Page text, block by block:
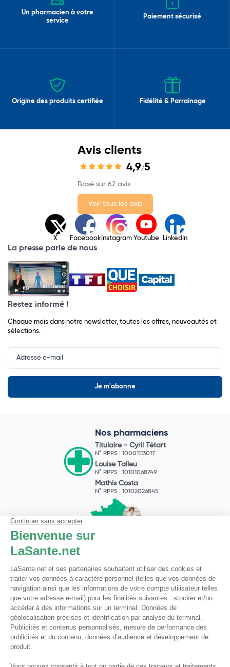
Un pharmacien à votre
service
Paiement sécurisé
Origine des produits certifiée Fidélité & Parrainage
Avis clients
4,9/5
Basé sur 62 avis.
Voir tous les avis
X Facebook Instagram Youtube LinkedIn
La presse parle de nous
Restez informé !
Chaque mois dans notre newsletter, toutes les offres, nouveautés et
sélections.
Input
Newsletter
Nos pharmaciens
Titulaire - Cyril Tétart
N° RPPS : 10001113017
Louise Talleu
N° RPPS : 10101068749
Mathis Costa
N° RPPS : 10102026845
Pharmacie du Bizet
Licence ARS : 590009874
Licence Ordinale : 126921
49 boulevard Bizet
59650 Villeneuve d'Ascq
Contactez-nous !